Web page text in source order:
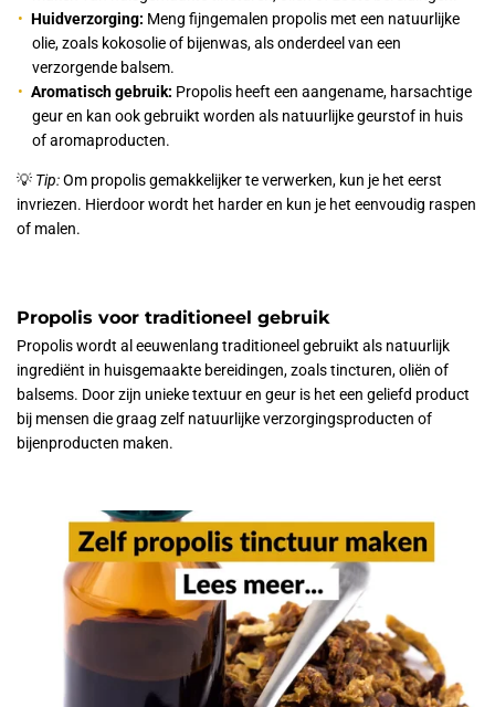
Huidverzorging: Meng fijngemalen propolis met een natuurlijke
olie, zoals kokosolie of bijenwas, als onderdeel van een
verzorgende balsem.
Aromatisch gebruik: Propolis heeft een aangename, harsachtige
geur en kan ook gebruikt worden als natuurlijke geurstof in huis
of aromaproducten.
💡 Tip:Om propolis gemakkelijker te verwerken, kun je het eerst
invriezen. Hierdoor wordt het harder en kun je het eenvoudig raspen
of malen.
Propolis voor traditioneel gebruik
Propolis wordt al eeuwenlang traditioneel gebruikt als natuurlijk
ingrediënt in huisgemaakte bereidingen, zoals tincturen, oliën of
balsems. Door zijn unieke textuur en geur is het een geliefd product
bij mensen die graag zelf natuurlijke verzorgingsproducten of
bijenproducten maken.